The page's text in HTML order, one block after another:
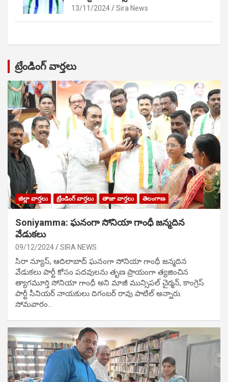
13/11/2024 Sira News
ట్రేండింగ్ వార్తలు
జిల్లా వార్తలు ట్రేండింగ్ వార్తలు తాజా వార్తలు తెలంగాణ
Soniyamma: ఘ‌నంగా సోనియా గాంధీ జ‌న్మ‌దిన
వేడుక‌లు
09/12/2024 SIRA NEWS
సిరా న్యూస్, ఆదిలాబాద్ ఘ‌నంగా సోనియా గాంధీ జ‌న్మ‌దిన
వేడుక‌లు పార్టీ కోసం ప‌ద‌వుల‌ను తృణ ప్రాయంగా త్య‌జించిన
త్యాగమూర్తి సోనియా గాంధీ అని మాజీ మున్సిప‌ల్ చైర్మ‌న్, కాంగ్రెస్
పార్టీ సీనియ‌ర్ నాయ‌కులు దిగంబ‌ర్ రావు పాటిల్ అన్నారు.
సోమవారం…